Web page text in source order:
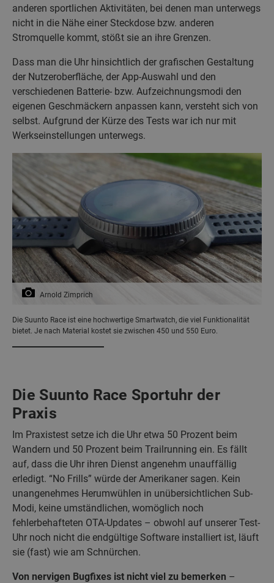
anderen sportlichen Aktivitäten, bei denen man unterwegs
nicht in die Nähe einer Steckdose bzw. anderen
Stromquelle kommt, stößt sie an ihre Grenzen.
Dass man die Uhr hinsichtlich der grafischen Gestaltung
der Nutzeroberfläche, der App-Auswahl und den
verschiedenen Batterie- bzw. Aufzeichnungsmodi den
eigenen Geschmäckern anpassen kann, versteht sich von
selbst. Aufgrund der Kürze des Tests war ich nur mit
Werkseinstellungen unterwegs.
Arnold Zimprich
Die Suunto Race ist eine hochwertige Smartwatch, die viel Funktionalität
bietet. Je nach Material kostet sie zwischen 450 und 550 Euro.
Die Suunto Race Sportuhr der
Praxis
Im Praxistest setze ich die Uhr etwa 50 Prozent beim
Wandern und 50 Prozent beim Trailrunning ein. Es fällt
auf, dass die Uhr ihren Dienst angenehm unauffällig
erledigt. “No Frills” würde der Amerikaner sagen. Kein
unangenehmes Herumwühlen in unübersichtlichen Sub-
Modi, keine umständlichen, womöglich noch
fehlerbehafteten OTA-Updates – obwohl auf unserer Test-
Uhr noch nicht die endgültige Software installiert ist, läuft
sie (fast) wie am Schnürchen.
Von nervigen Bugfixes ist nicht viel zu bemerken –